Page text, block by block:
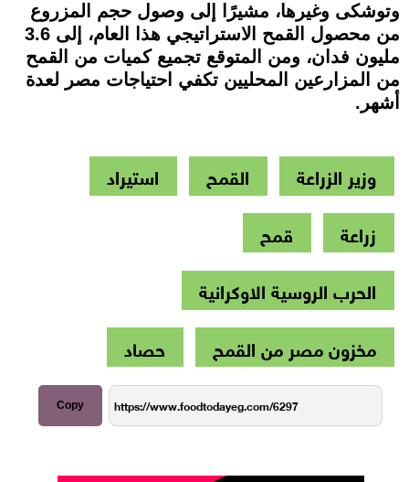
وتوشكى وغيرها، مشيرًا إلى وصول حجم المزروع
من محصول القمح الاستراتيجي هذا العام، إلى 3.6
مليون فدان، ومن المتوقع تجميع كميات من القمح
من المزارعين المحليين تكفي احتياجات مصر لعدة
أشهر.
وزير الزراعة القمح
استيراد
زراعة
قمح
الحرب الروسية الاوكرانية
مخزون مصر من القمح
حصاد
Copy